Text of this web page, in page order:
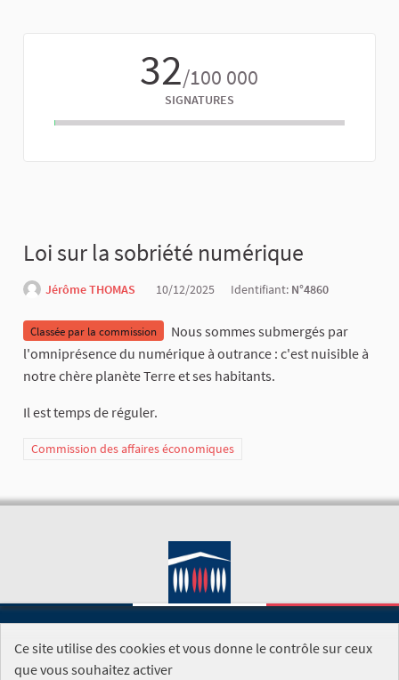
32/100 000
SIGNATURES
Loi sur la sobriété numérique
Jérôme THOMAS 10/12/2025 Identifiant: N°4860
Classée par la commission
Nous sommes submergés par
l'omniprésence du numérique à outrance : c'est nuisible à
notre chère planète Terre et ses habitants.
Il est temps de réguler.
Commission des affaires économiques
SITE DE L'ASSEMBLÉE NATIONALE
Ce site utilise des cookies et vous donne le contrôle sur ceux
que vous souhaitez activer